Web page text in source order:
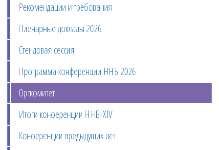
Рекомендации и требования
Пленарные доклады 2026
Стендовая сессия
Программа конференции ННБ 2026
Оргкомитет
Итоги конференции ННБ-XIV
Конференции предыдущих лет